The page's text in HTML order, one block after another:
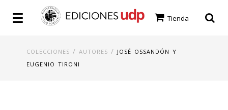
Tienda
COLECCIONES /AUTORES / JOSÉ OSSANDÓN Y
EUGENIO TIRONI